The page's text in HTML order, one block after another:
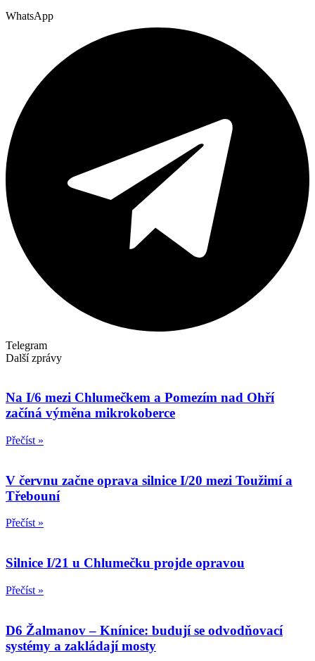
WhatsApp
Telegram
Další zprávy
Na I/6 mezi Chlumečkem a Pomezím nad Ohří
začíná výměna mikrokoberce
Přečíst »
V červnu začne oprava silnice I/20 mezi Toužimí a
Třebouní
Přečíst »
Silnice I/21 u Chlumečku projde opravou
Přečíst »
D6 Žalmanov – Knínice: budují se odvodňovací
systémy a zakládají mosty